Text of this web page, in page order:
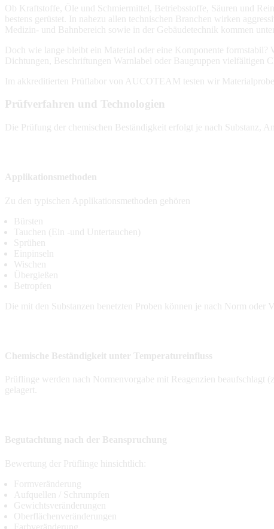
Ob Kraftstoffe, Öle und Schmiermittel, Betriebsstoffe, Säuren und
bestens gerüstet. In nahezu allen technischen Branchen wirken
Medizin- und Bahnbereich sowie in der Gebäudetechnik kommen
Doch wie lange bleibt ein Material oder eine Komponente
Dichtungen, Beschriftungen Warnlabel oder Baugruppen vielfältigen
Im akkreditierten Prüflabor von AUCOTEAM testen wir
Prüfverfahren und Technologien
Die Prüfung der chemischen Beständigkeit erfolgt je nach Substanz,
Applikationsmethoden
Zu den typischen Applikationsmethoden gehören
Bürsten
Tauchen (Ein -und Untertauchen)
Sprühen
Einpinseln
Wischen
Übergießen
Betropfen
Die mit den Substanzen benetzten Proben können je nach Norm
Chemische Beständigkeit unter Temperatureinfluss
Prüflinge werden nach Normenvorgabe mit Reagenzien beaufschlagt
gelagert.
Begutachtung nach der Beanspruchung
Bewertung der Prüflinge hinsichtlich:
Formveränderung
Aufquellen / Schrumpfen
Gewichtsveränderungen
Oberflächenveränderungen
Farbveränderung